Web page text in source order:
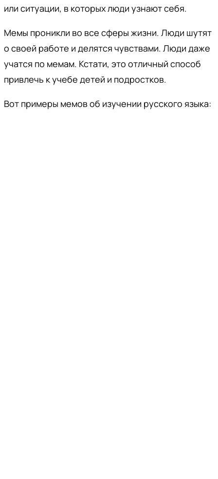
или ситуации, в которых люди узнают себя.
Мемы проникли во все сферы жизни. Люди шутят
о своей работе и делятся чувствами. Люди даже
учатся по мемам. Кстати, это отличный способ
привлечь к учебе детей и подростков.
Вот примеры мемов об изучении русского языка: